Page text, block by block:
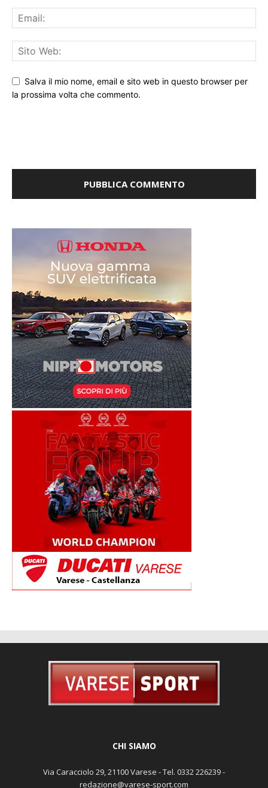
Salva il mio nome, email e sito web in questo browser per
la prossima volta che commento.
CHI SIAMO
Via Caracciolo 29, 21100 Varese - Tel. 0332 226239 -
redazione@varese-sport.com